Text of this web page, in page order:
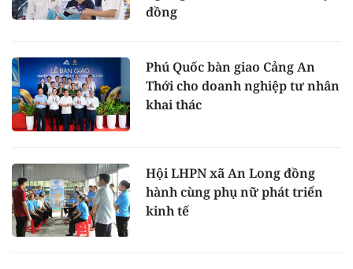
đồng
Phú Quốc bàn giao Cảng An
Thới cho doanh nghiệp tư nhân
khai thác
Hội LHPN xã An Long đồng
hành cùng phụ nữ phát triển
kinh tế